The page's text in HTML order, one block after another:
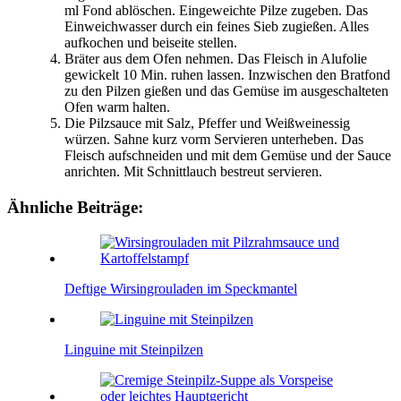
ml Fond ablöschen. Eingeweichte Pilze zugeben. Das
Einweichwasser durch ein feines Sieb zugießen. Alles
aufkochen und beiseite stellen.
Bräter aus dem Ofen nehmen. Das Fleisch in Alufolie
gewickelt 10 Min. ruhen lassen. Inzwischen den Bratfond
zu den Pilzen gießen und das Gemüse im ausgeschalteten
Ofen warm halten.
Die Pilzsauce mit Salz, Pfeffer und Weißweinessig
würzen. Sahne kurz vorm Servieren unterheben. Das
Fleisch aufschneiden und mit dem Gemüse und der Sauce
anrichten. Mit Schnittlauch bestreut servieren.
Ähnliche Beiträge:
Deftige Wirsingrouladen im Speckmantel
Linguine mit Steinpilzen